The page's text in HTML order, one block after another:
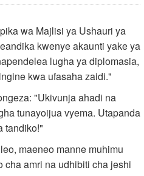
wa Majlisi ya Ushauri ya
kwenye akaunti yake ya
lugha ya diplomasia,
kwa ufasaha zaidi."
"Ukivunja ahadi na
tunayoijua vyema. Utapanda
tandiko!"
maeneo manne muhimu
cha amri na udhibiti cha jeshi